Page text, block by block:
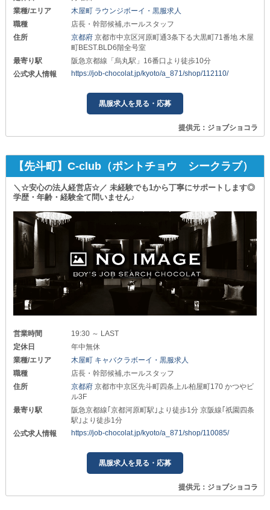
業種/エリア
木屋町 ラウンジボーイ・黒服求人
職種
店長・幹部候補,ホールスタッフ
住所
京都府京都市中京区河原町通3条下る大黒町71番地 木屋
町BEST.BLD6階全号室
最寄り駅
阪急京都線「烏丸駅」16番口より徒歩10分
公式求人情報
https://job-chocolat.jp/kyoto/a_871/shop/112110/
黒服求人を見る・応募
提供元：ジョブショコラ
【先斗町】C-club（ポントチョウ シークラブ）
＼☆安心の法人経営店☆／ 未経験でも1から丁寧にサポートします◎
学歴・年齢・経験全て問いません♪
営業時間
19:30 ～ LAST
定休日
年中無休
業種/エリア
木屋町 キャバクラボーイ・黒服求人
職種
店長・幹部候補,ホールスタッフ
住所
京都府京都市中京区先斗町四条上ル柏屋町170 かつやビ
ル3F
最寄り駅
阪急京都線｢京都河原町駅｣より徒歩1分 京阪線｢祇園四条
駅｣より徒歩1分
公式求人情報
https://job-chocolat.jp/kyoto/a_871/shop/110085/
黒服求人を見る・応募
提供元：ジョブショコラ